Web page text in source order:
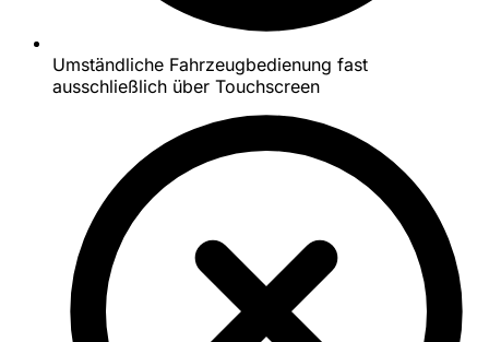
Umständliche Fahrzeugbedienung fast
ausschließlich über Touchscreen